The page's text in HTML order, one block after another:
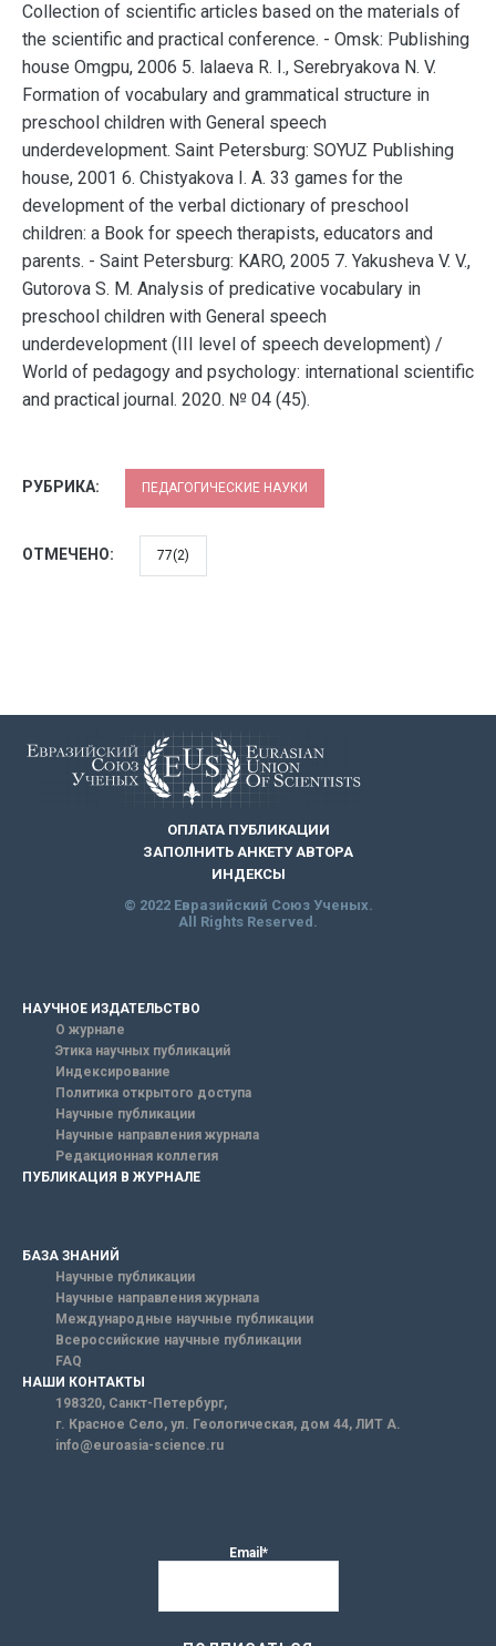
Collection of scientific articles based on the materials of
the scientific and practical conference. - Omsk: Publishing
house Omgpu, 2006 5. lalaeva R. I., Serebryakova N. V.
Formation of vocabulary and grammatical structure in
preschool children with General speech
underdevelopment. Saint Petersburg: SOYUZ Publishing
house, 2001 6. Chistyakova I. A. 33 games for the
development of the verbal dictionary of preschool
children: a Book for speech therapists, educators and
parents. - Saint Petersburg: KARO, 2005 7. Yakusheva V. V.,
Gutorova S. M. Analysis of predicative vocabulary in
preschool children with General speech
underdevelopment (III level of speech development) /
World of pedagogy and psychology: international scientific
and practical journal. 2020. № 04 (45).
РУБРИКА: ПЕДАГОГИЧЕСКИЕ НАУКИ
ОТМЕЧЕНО: 77(2)
ОПЛАТА ПУБЛИКАЦИИ
ЗАПОЛНИТЬ АНКЕТУ АВТОРА
ИНДЕКСЫ
© 2022 Евразийский Союз Ученых.
All Rights Reserved.
НАУЧНОЕ ИЗДАТЕЛЬСТВО
О журнале
Этика научных публикаций
Индексирование
Политика открытого доступа
Научные публикации
Научные направления журнала
Редакционная коллегия
ПУБЛИКАЦИЯ В ЖУРНАЛЕ
БАЗА ЗНАНИЙ
Научные публикации
Научные направления журнала
Международные научные публикации
Всероссийские научные публикации
FAQ
НАШИ КОНТАКТЫ
198320, Санкт-Петербург,
г. Красное Село, ул. Геологическая, дом 44, ЛИТ А.
info@euroasia-science.ru
Email*